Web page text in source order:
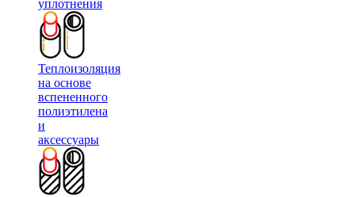
уплотнения
Теплоизоляция
на основе
вспененного
полиэтилена
и
аксессуары